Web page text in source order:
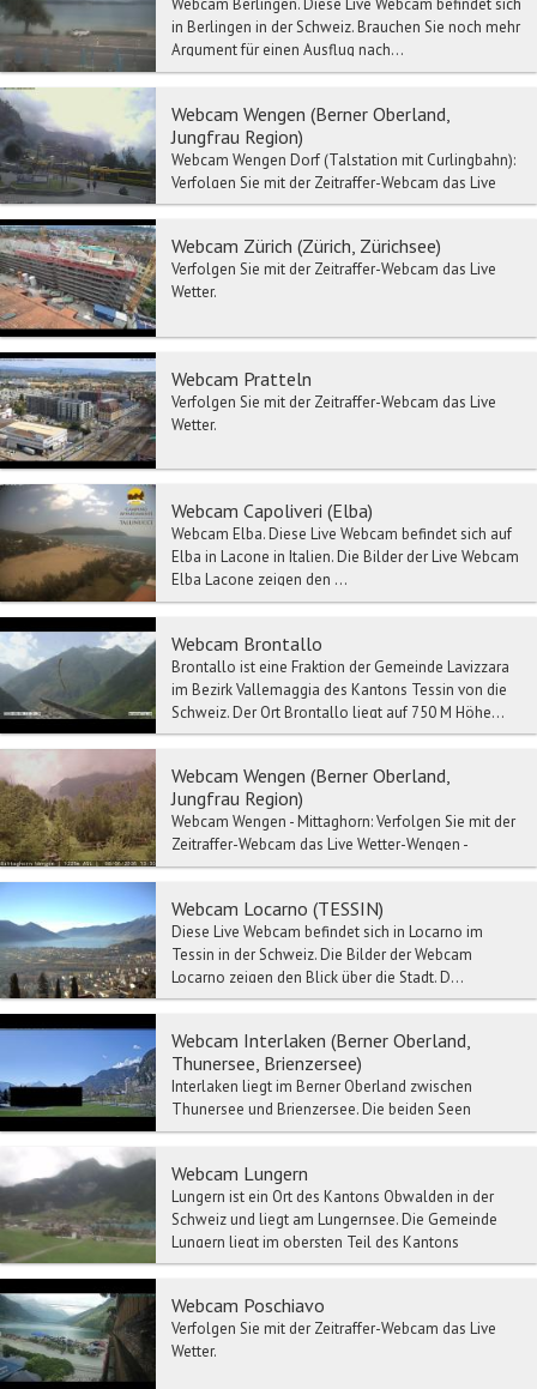
Webcam Berlingen. Diese Live Webcam befindet sich
in Berlingen in der Schweiz. Brauchen Sie noch mehr
Argument für einen Ausflug nach...
Webcam Wengen (Berner Oberland,
Jungfrau Region)
Webcam Wengen Dorf (Talstation mit Curlingbahn):
Verfolgen Sie mit der Zeitraffer-Webcam das Live
Wetter-Wengen Dorf. Wengen Dorf - F...
Webcam Zürich (Zürich, Zürichsee)
Verfolgen Sie mit der Zeitraffer-Webcam das Live
Wetter.
Webcam Pratteln
Verfolgen Sie mit der Zeitraffer-Webcam das Live
Wetter.
Webcam Capoliveri (Elba)
Webcam Elba. Diese Live Webcam befindet sich auf
Elba in Lacone in Italien. Die Bilder der Live Webcam
Elba Lacone zeigen den ...
Webcam Brontallo
Brontallo ist eine Fraktion der Gemeinde Lavizzara
im Bezirk Vallemaggia des Kantons Tessin von die
Schweiz. Der Ort Brontallo liegt auf 750 M Höhe...
Webcam Wengen (Berner Oberland,
Jungfrau Region)
Webcam Wengen - Mittaghorn: Verfolgen Sie mit der
Zeitraffer-Webcam das Live Wetter-Wengen -
Mittaghorn. Alljährlich im Januar findet...
Webcam Locarno (TESSIN)
Diese Live Webcam befindet sich in Locarno im
Tessin in der Schweiz. Die Bilder der Webcam
Locarno zeigen den Blick über die Stadt. D...
Webcam Interlaken (Berner Oberland,
Thunersee, Brienzersee)
Interlaken liegt im Berner Oberland zwischen
Thunersee und Brienzersee. Die beiden Seen
werden durch die Aare verbunden, welche durch
Webcam Lungern
Lungern ist ein Ort des Kantons Obwalden in der
Schweiz und liegt am Lungernsee. Die Gemeinde
Lungern liegt im obersten Teil des Kantons
Obwalden. ...
Webcam Poschiavo
Verfolgen Sie mit der Zeitraffer-Webcam das Live
Wetter.